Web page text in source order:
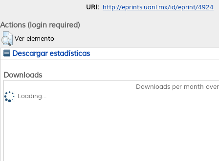
URI: http://eprints.uanl.mx/id/eprint/4924
Actions (login required)
Ver elemento
Descargar estadísticas
Downloads
Downloads per month
Loading...